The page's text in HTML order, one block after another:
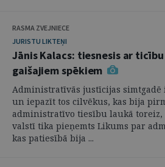
RASMA ZVEJNIECE
JURISTU LIKTEŅI
Jānis Kalacs: tiesnesis ar
gaišajiem spēkiem
Administratīvās justīcijas
un iepazīt tos cilvēkus, kas bija
administratīvo tiesību laukā toreiz,
valstī tika pieņemts Likums par
kas patiesībā bija ...